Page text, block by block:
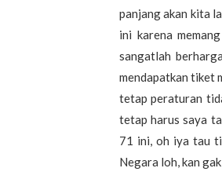
panjang akan kita
ini karena
sangatlah
mendapatkan tiket
tetap peraturan
tetap harus saya
71 ini, oh iya tau
Negara loh, kan